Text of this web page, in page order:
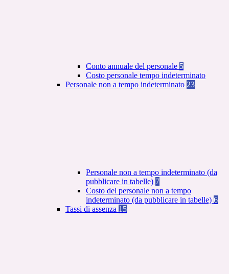
Conto annuale del personale 5
Costo personale tempo indeterminato
Personale non a tempo indeterminato 23
Personale non a tempo indeterminato (da
pubblicare in tabelle) 7
Costo del personale non a tempo
indeterminato (da pubblicare in tabelle) 6
Tassi di assenza 15